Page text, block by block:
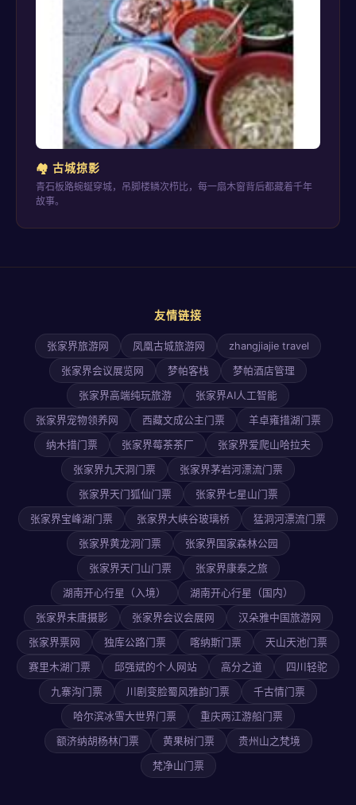
🏘️ 古城掠影
青石板路蜿蜒穿城，吊脚楼鳞次栉比，每一扇木窗背后都藏着千年
故事。
友情链接
张家界旅游网 凤凰古城旅游网 zhangjiajie travel
张家界会议展览网 梦帕客栈 梦帕酒店管理
张家界高端纯玩旅游 张家界AI人工智能
张家界宠物领养网 西藏文成公主门票 羊卓雍措湖门票
纳木措门票 张家界莓茶茶厂 张家界爱爬山哈拉夫
张家界九天洞门票 张家界茅岩河漂流门票
张家界天门狐仙门票 张家界七星山门票
张家界宝峰湖门票 张家界大峡谷玻璃桥 猛洞河漂流门票
张家界黄龙洞门票 张家界国家森林公园
张家界天门山门票 张家界康泰之旅
湖南开心行星（入境） 湖南开心行星（国内）
张家界未唐摄影 张家界会议会展网 汉朵雅中国旅游网
张家界票网 独库公路门票 喀纳斯门票 天山天池门票
赛里木湖门票 邱强斌的个人网站 高分之道 四川轻驼
九寨沟门票 川剧变脸蜀风雅韵门票 千古情门票
哈尔滨冰雪大世界门票 重庆两江游船门票
额济纳胡杨林门票 黄果树门票 贵州山之梵境
梵净山门票